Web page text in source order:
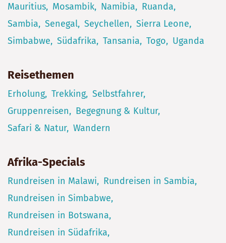
Mauritius
Mosambik Namibia
Ruanda
Sambia
Senegal Seychellen
Sierra Leone
Simbabwe
Südafrika Tansania Togo Uganda
Reisethemen
Erholung Trekking Selbstfahrer
Gruppenreisen
Begegnung & Kultur
Safari & Natur Wandern
Afrika-Specials
Rundreisen in Malawi
Rundreisen in Sambia
Rundreisen in Simbabwe
Rundreisen in Botswana
Rundreisen in Südafrika